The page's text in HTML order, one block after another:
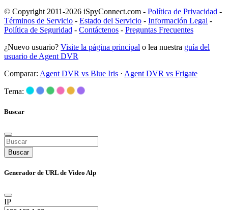
© Copyright 2011-2026 iSpyConnect.com - Política de Privacidad -
Términos de Servicio - Estado del Servicio - Información Legal -
Política de Seguridad - Contáctenos - Preguntas Frecuentes
¿Nuevo usuario? Visite la página principal o lea nuestra guía del
usuario de Agent DVR
Comparar: Agent DVR vs Blue Iris · Agent DVR vs Frigate
Tema:
Buscar
Buscar
Generador de URL de Video Alp
IP